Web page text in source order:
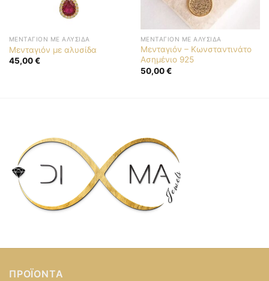
ΜΕΝΤΑΓΙΌΝ ΜΕ ΑΛΥΣΊΔΑ
Μενταγιόν με αλυσίδα
45,00€
ΜΕΝΤΑΓΙΌΝ ΜΕ ΑΛΥΣΊΔΑ
Μενταγιόν – Κωνσταντινάτο
Ασημένιο 925
50,00€
ΠΡΟΪΌΝΤΑ